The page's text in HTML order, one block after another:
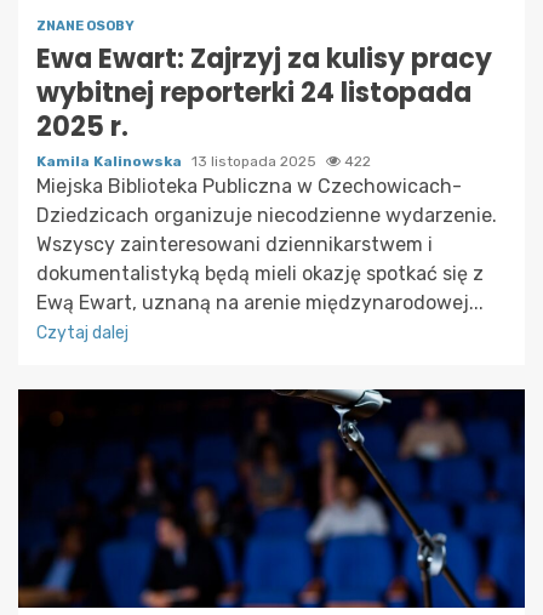
ZNANE OSOBY
Ewa Ewart: Zajrzyj za kulisy pracy
wybitnej reporterki 24 listopada
2025 r.
Kamila Kalinowska 13 listopada 2025 422
Miejska Biblioteka Publiczna w Czechowicach-
Dziedzicach organizuje niecodzienne wydarzenie.
Wszyscy zainteresowani dziennikarstwem i
dokumentalistyką będą mieli okazję spotkać się z
Ewą Ewart, uznaną na arenie międzynarodowej...
Czytaj dalej